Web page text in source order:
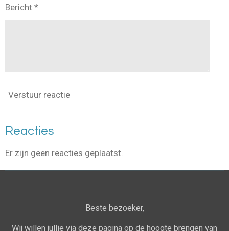
Bericht *
Verstuur reactie
Reacties
Er zijn geen reacties geplaatst.
Beste bezoeker,
Wij willen jullie via deze pagina op de hoogte brengen van